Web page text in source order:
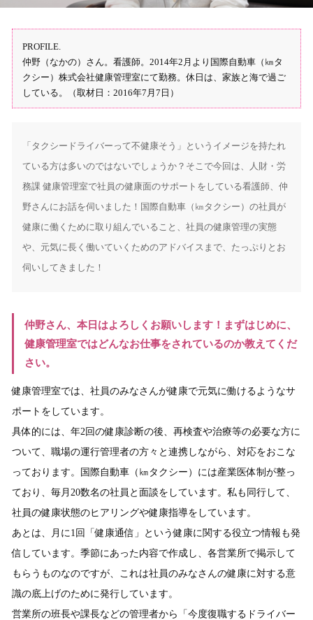
PROFILE.
仲野（なかの）さん。看護師。2014年2月より国際自動車（㎞タ
クシー）株式会社健康管理室にて勤務。休日は、家族と海で過ご
している。（取材日：2016年7月7日）
「タクシードライバーって不健康そう」というイメージを持たれ
ている方は多いのではないでしょうか？そこで今回は、人財・労
務課 健康管理室で社員の健康面のサポートをしている看護師、仲
野さんにお話を伺いました！国際自動車（㎞タクシー）の社員が
健康に働くために取り組んでいること、社員の健康管理の実態
や、元気に長く働いていくためのアドバイスまで、たっぷりとお
伺いしてきました！
仲野さん、本日はよろしくお願いします！まずはじめに、
健康管理室ではどんなお仕事をされているのか教えてくだ
さい。
健康管理室では、社員のみなさんが健康で元気に働けるようなサ
ポートをしています。
具体的には、年2回の健康診断の後、再検査や治療等の必要な方に
ついて、職場の運行管理者の方々と連携しながら、対応をおこな
っております。国際自動車（㎞タクシー）には産業医体制が整っ
ており、毎月20数名の社員と面談をしています。私も同行して、
社員の健康状態のヒアリングや健康指導をしています。
あとは、月に1回「健康通信」という健康に関する役立つ情報も発
信しています。季節にあった内容で作成し、各営業所で掲示して
もらうものなのですが、これは社員のみなさんの健康に対する意
識の底上げのために発行しています。
営業所の班長や課長などの管理者から「今度復職するドライバー